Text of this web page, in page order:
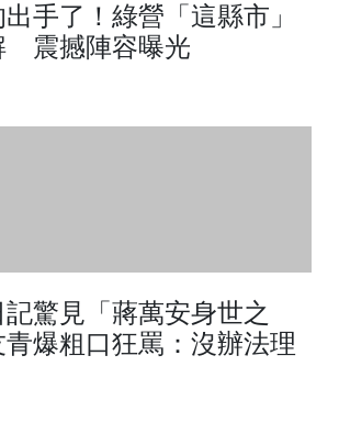
手了！綠營「這縣市」
震撼陣容曝光
驚見「蔣萬安身世之
爆粗口狂罵：沒辦法理